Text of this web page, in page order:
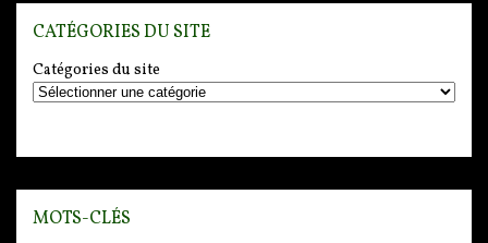
CATÉGORIES DU SITE
Catégories du site
MOTS-CLÉS